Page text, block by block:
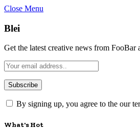
Close Menu
Blei
Get the latest creative news from FooBar
By signing up, you agree to the our
What's Hot